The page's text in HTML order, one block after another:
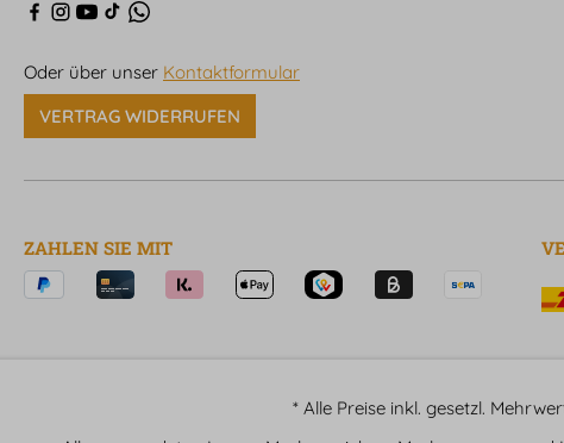
Oder über unser Kontaktformular
VERTRAG WIDERRUFEN
ZAHLEN SIE MIT
* Alle Preise inkl. gesetzl.